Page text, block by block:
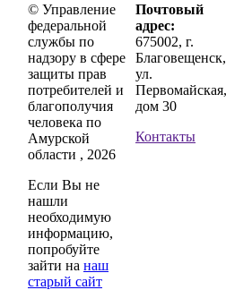
© Управление
федеральной
службы по
надзору в сфере
защиты прав
потребителей и
благополучия
человека по
Амурской
области , 2026
Если Вы не
нашли
необходимую
информацию,
попробуйте
зайти на наш
старый сайт
Почтовый
адрес:
675002, г.
Благовещенск,
ул.
Первомайская,
дом 30
Контакты